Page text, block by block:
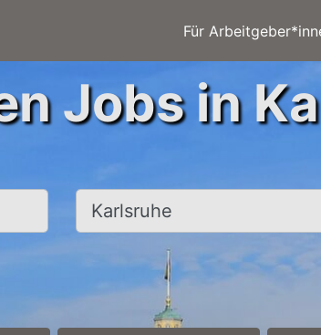
Für
Jobs in
Ort, Stadt